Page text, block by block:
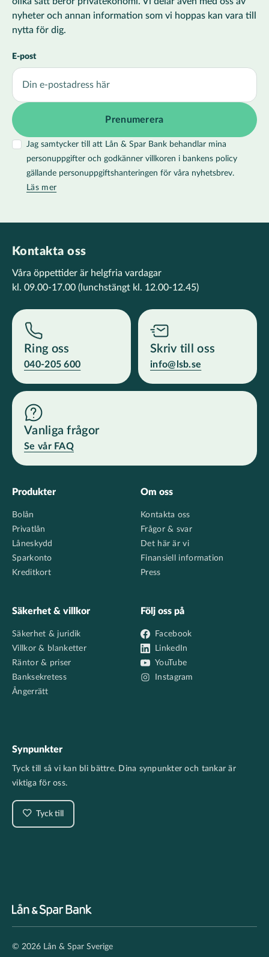
nyheter och annan information som vi hoppas kan vara till
nytta för dig.
E-post
Jag samtycker till att Lån & Spar Bank behandlar mina
personuppgifter och godkänner villkoren i bankens policy
gällande personuppgiftshanteringen för våra nyhetsbrev.
Läs mer
Kontakta oss
Våra öppettider är helgfria vardagar
kl. 09.00-17.00 (lunchstängt kl. 12.00-12.45)
Ring oss
040-205 600
Skriv till oss
info@lsb.se
Vanliga frågor
Se vår FAQ
Footer
Produkter
Bolån
Privatlån
Låneskydd
Sparkonto
Kreditkort
Om oss
Kontakta oss
Frågor & svar
Det här är vi
Finansiell information
Press
Säkerhet & villkor
Säkerhet & juridik
Villkor & blanketter
Räntor & priser
Banksekretess
Ångerrätt
Följ oss på
Facebook
LinkedIn
YouTube
Instagram
Synpunkter
Tyck till så vi kan bli bättre. Dina synpunkter och tankar är
viktiga för oss.
Tyck till
secondary
© 2026 Lån & Spar Sverige